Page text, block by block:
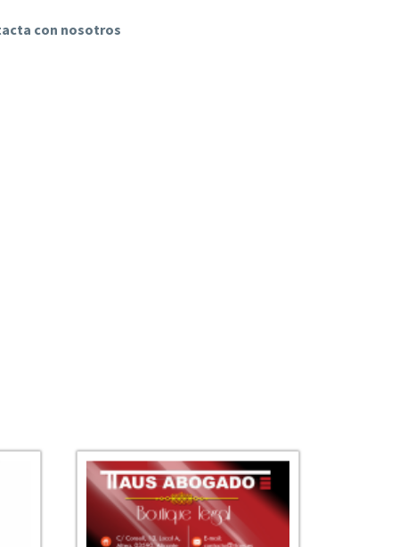
con nosotros